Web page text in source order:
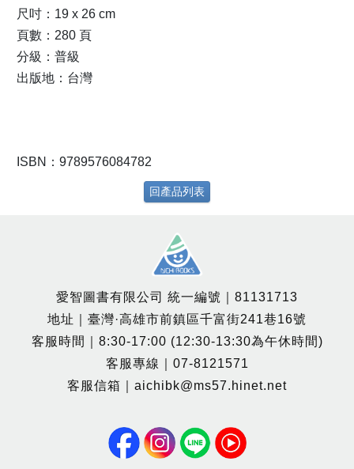
尺吋：19 x 26 cm
頁數：280 頁
分級：普級
出版地：台灣
ISBN：9789576084782
回產品列表
愛智圖書有限公司 統一編號｜81131713
地址｜臺灣·高雄市前鎮區千富街241巷16號
客服時間｜8:30-17:00 (12:30-13:30為午休時間)
客服專線｜07-8121571
客服信箱｜aichibk@ms57.hinet.net